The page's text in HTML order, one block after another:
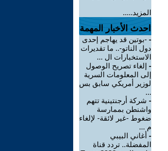
المزيد.....
احدث الأخبار المهمة
- -بوتين قد يهاجم إحدى
دول الناتو-.. ما تقديرات
الاستخبارات ال ...
- إلغاء تصريح الوصول
إلى المعلومات السرية
لوزير أمريكي سابق بس
...
- شركة أرجنتينية تتهم
واشنطن بممارسة
ضغوط -غير لائقة- لإلغاء
م ...
- أغاني البيبي
المفضلة.. تردد قناة